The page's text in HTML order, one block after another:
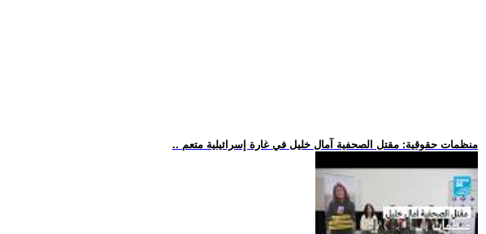
.. منظمات حقوقية: مقتل الصحفية آمال خليل في غارة إسرائيلية متعم